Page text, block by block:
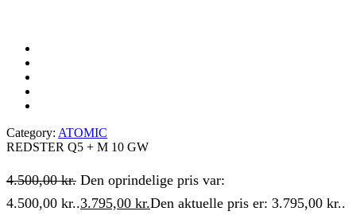
Category: ATOMIC
REDSTER Q5 + M 10 GW
4.500,00kr. Den oprindelige pris var:
4.500,00 kr..3.795,00 kr.Den aktuelle pris er: 3.795,00 kr..